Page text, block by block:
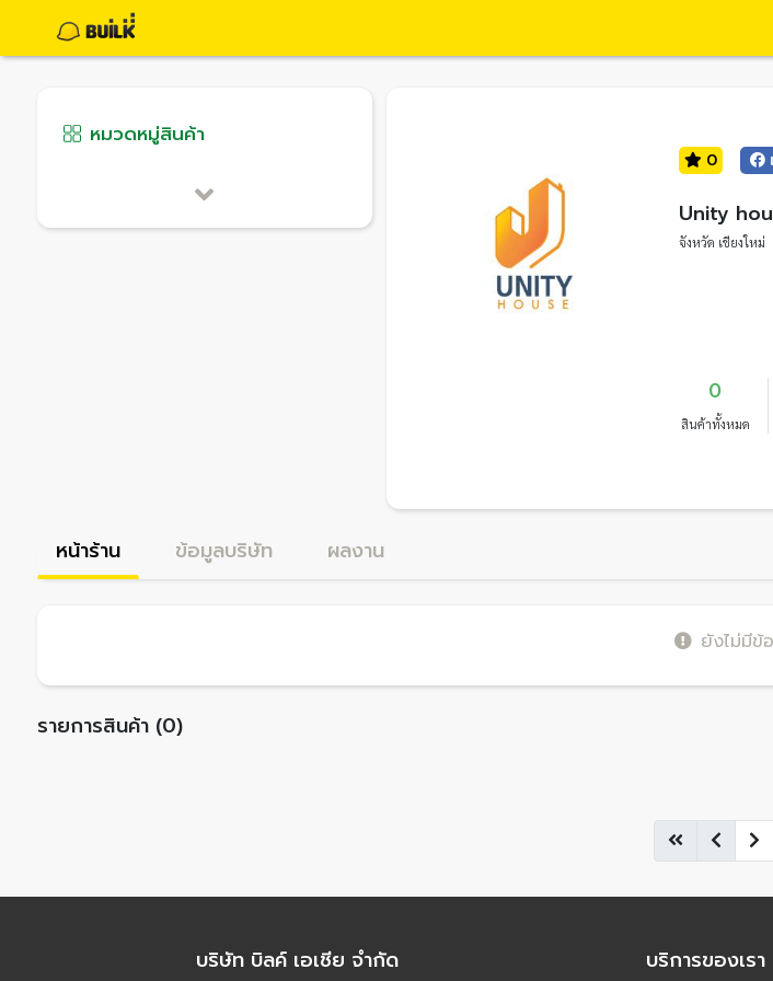
หมวดหมู่สินค้า
0
Unity
จังหวัด เชียงใหม่
0
สินค้าทั้งหมด
หน้าร้าน ข้อมูลบริษัท ผลงาน
ยังไม่มีข้
รายการสินค้า (0)
บริษัท บิลค์ เอเชีย จำกัด บริการของเรา